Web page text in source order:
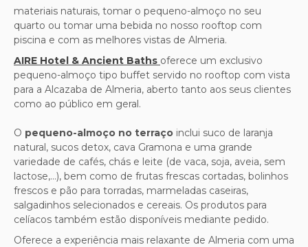
materiais naturais, tomar o pequeno-almoço no seu
quarto ou tomar uma bebida no nosso rooftop com
piscina e com as melhores vistas de Almeria.
AIRE Hotel & Ancient Baths oferece um exclusivo
pequeno-almoço tipo buffet servido no rooftop com vista
para a Alcazaba de Almeria, aberto tanto aos seus clientes
como ao público em geral.
O pequeno-almoço no terraço inclui suco de laranja
natural, sucos detox, cava Gramona e uma grande
variedade de cafés, chás e leite (de vaca, soja, aveia, sem
lactose,...), bem como de frutas frescas cortadas, bolinhos
frescos e pão para torradas, marmeladas caseiras,
salgadinhos selecionados e cereais. Os produtos para
celíacos também estão disponíveis mediante pedido.
Oferece a experiência mais relaxante de Almeria com uma